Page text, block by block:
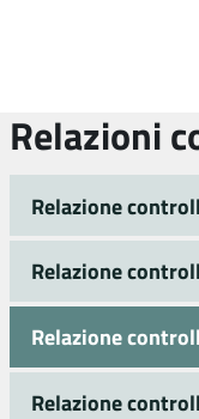
Relazioni
Relazione
Relazione
Relazione
Relazione